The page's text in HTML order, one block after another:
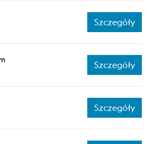
Szczegóły
Szczegóły
Szczegóły